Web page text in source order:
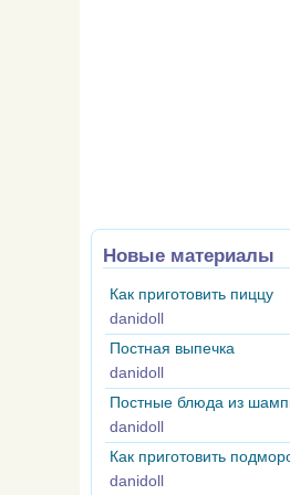
Новые материалы
Как приготовить пиццу
danidoll
Постная выпечка
danidoll
Постные блюда из
danidoll
Как приготовить
danidoll